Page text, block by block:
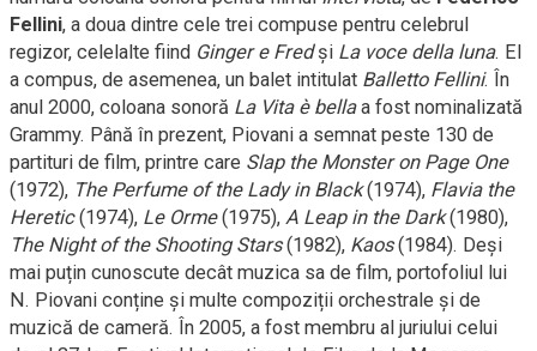
Fellini, a doua dintre cele trei compuse pentru celebrul
regizor, celelalte fiind Ginger e Fredși La voce della luna. El
a compus, de asemenea, un balet intitulat Balletto Fellini. În
anul 2000, coloana sonoră La Vita è bellaa fost nominalizată
Grammy. Până în prezent, Piovani a semnat peste 130 de
partituri de film, printre care Slap the Monster on Page One
(1972), The Perfume of the Lady in Black(1974), Flavia the
Heretic(1974), Le Orme(1975), A Leap in the Dark(1980),
The Night of the Shooting Stars(1982), Kaos(1984). Deși
mai puțin cunoscute decât muzica sa de film, portofoliul lui
N. Piovani conține și multe compoziții orchestrale și de
muzică de cameră. În 2005, a fost membru al juriului celui